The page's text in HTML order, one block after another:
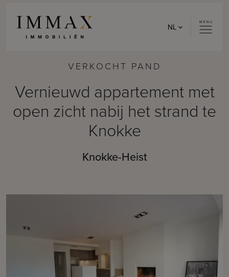
NL
VERKOCHT PAND
Vernieuwd appartement met
open zicht nabij het strand te
Knokke
Knokke-Heist